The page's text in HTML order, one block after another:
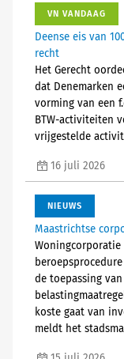
VN VANDAAG
Deense eis van
recht
Het Gerecht
dat Denemarken
vorming van een
BTW-activiteiten
vrijgestelde
16 juli 2026
NIEUWS
Maastrichtse
de toepassing van
koste gaat van
meldt het